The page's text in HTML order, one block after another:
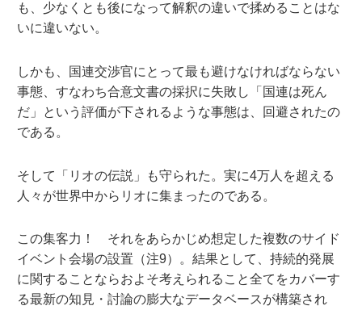
も、少なくとも後になって解釈の違いで揉めることはな
いに違いない。
しかも、国連交渉官にとって最も避けなければならない
事態、すなわち合意文書の採択に失敗し「国連は死ん
だ」という評価が下されるような事態は、回避されたの
である。
そして「リオの伝説」も守られた。実に4万人を超える
人々が世界中からリオに集まったのである。
この集客力！ それをあらかじめ想定した複数のサイド
イベント会場の設置（注9）。結果として、持続的発展
に関することならおよそ考えられること全てをカバーす
る最新の知見・討論の膨大なデータベースが構築され